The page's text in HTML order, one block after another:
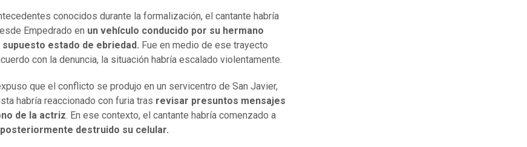
conocidos durante la formalización, el cantante habría
Empedrado en un vehículo conducido por su hermano
supuesto estado de ebriedad. Fue en medio de ese trayecto
con la denuncia, la situación habría escalado violentamente.
que el conflicto se produjo en un servicentro de San Javier,
habría reaccionado con furia tras revisar presuntos mensajes
de la actriz. En ese contexto, el cantante habría comenzado a
destruido su celular.